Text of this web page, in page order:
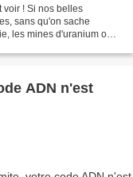
voir ! Si nos belles
sans qu'on sache
les mines d'uranium ont
ADN n'est